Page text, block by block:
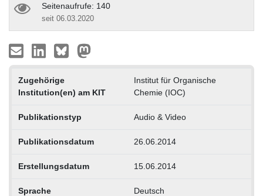
Seitenaufrufe: 140
seit 06.03.2020
Zugehörige
Institution(en) am KIT
Institut für Organische
Chemie (IOC)
Publikationstyp Audio & Video
Publikationsdatum 26.06.2014
Erstellungsdatum 15.06.2014
Sprache Deutsch